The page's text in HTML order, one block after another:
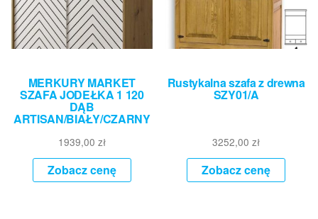
MERKURY MARKET
SZAFA JODEŁKA 1 120
DĄB
ARTISAN/BIAŁY/CZARNY
1939,00 zł
Zobacz cenę
Rustykalna szafa z drewna
SZY01/A
3252,00zł
Zobacz cenę